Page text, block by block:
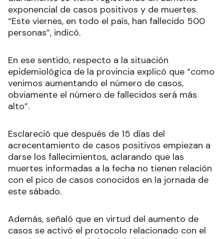
exponencial de casos positivos y de muertes.
“Este viernes, en todo el país, han fallecido 500
personas”, indicó.
En ese sentido, respecto a la situación
epidemiológica de la provincia explicó que “como
venimos aumentando el número de casos,
obviamente el número de fallecidos será más
alto”.
Esclareció que después de 15 días del
acrecentamiento de casos positivos empiezan a
darse los fallecimientos, aclarando que las
muertes informadas a la fecha no tienen relación
con el pico de casos conocidos en la jornada de
este sábado.
Además, señaló que en virtud del aumento de
casos se activó el protocolo relacionado con el